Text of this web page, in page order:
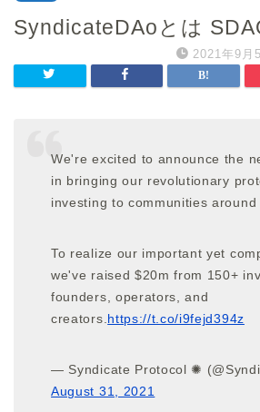
SyndicateDAoとは
2021年9月
We're excited to announce the
in bringing our revolutionary
investing to communities around
To realize our important yet
we've raised $20m from 150+
founders, operators, and
creators. https://t.co/i9fejd394z
— Syndicate Protocol ✺
August 31, 2021